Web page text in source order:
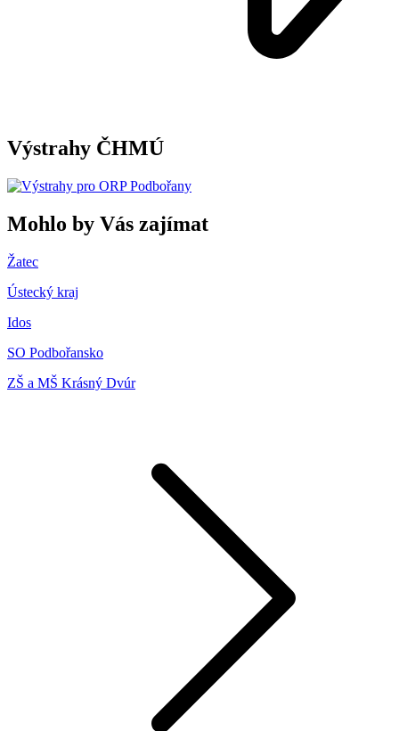
Výstrahy ČHMÚ
Mohlo by Vás zajímat
Žatec
Ústecký kraj
Idos
SO Podbořansko
ZŠ a MŠ Krásný Dvúr